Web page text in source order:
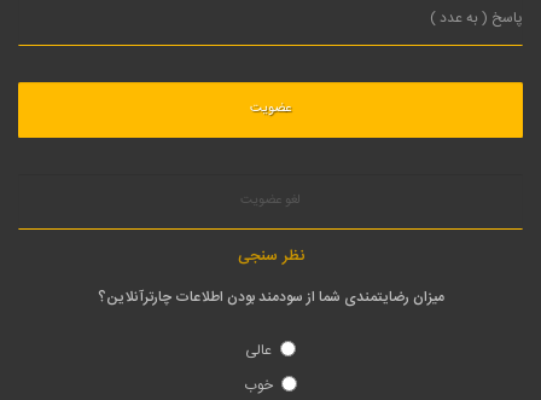
لغو عضویت
نظر سنجی
میزان رضایتمندی شما از سودمند بودن اطلاعات چارترآنلاین؟
عالی
خوب